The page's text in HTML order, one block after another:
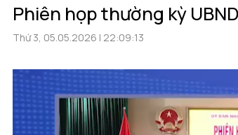
Phiên họp thường kỳ
Thứ 3, 05.05.2026 | 22:09:13